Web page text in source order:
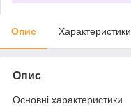
Опис Характеристики
Опис
Основні характеристики